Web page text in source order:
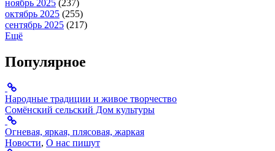
ноябрь 2025 (237)
октябрь 2025 (255)
сентябрь 2025 (217)
Ещё
Популярное
Народные традиции и живое творчество
Сомёнский сельский Дом культуры
Огневая, яркая, плясовая, жаркая
Новости, О нас пишут